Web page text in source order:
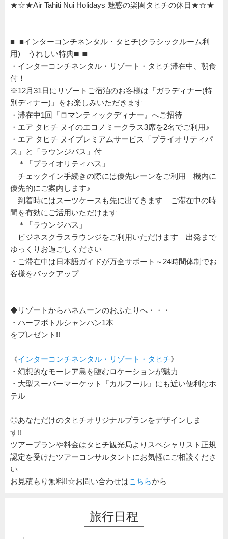
★☆★Air Tahiti Nui Holidays 魅惑の楽園タヒチの休日★☆★
■□■インターコンチネンタル・タヒチ(クラシックルーム利
用) うれしい特典■□■
・インターコンチネンタル・リゾート・タヒチ滞在中、朝食
付！
※12月31日にリゾートご宿泊のお客様は「ガラディナー(特
別ディナー)」をお楽しみいただきます
・滞在中1回『ロマンティックディナー』へご招待
・エア タヒチ ヌイのエコノミークラス3席を2名でご利用♪
・エア タヒチ ヌイプレミアムサービス「プライオリティパ
ス」と「ラウンジパス」付
＊「プライオリティパス」
チェックイン手続きの際には優先レーンをご利用 機内に
優先的にご案内します♪
到着時にはスーツケースも先に出てきます ご滞在中の時
間を有効にご活用いただけます
＊「ラウンジパス」
ビジネスクラスラウンジをご利用いただけます 出発まで
ゆっくりお過ごしください
・ご滞在中は日本語ガイドが万全サポート～24時間体制でお
客様をバックアップ
◆リゾートからハネムーンのおふたりへ・・・
・ハーフボトルシャンパン1本
をプレゼント!!
《インターコンチネンタル・リゾート・タヒチ》
・幻想的なモーレア島を臨むロケーションが魅力
・大型スーパーマーケット『カルフール』にも近い便利なホ
テル
◎あなただけのタヒチオリジナルプランをデザインしま
す!!
ツアープランや料金はタヒチ観光局よりスペシャリスト正規
認定を受けたツアーコンサルタントにお気軽にご相談くださ
い
お見積もり無料!!☆お問い合わせはこちらから
旅行日程